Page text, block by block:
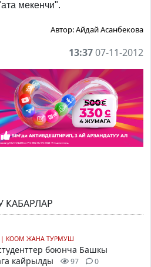
мекенчи".
Автор:Айдай Асанбекова
13:3707-11-2012
КАБАРЛАР
| КООМ ЖАНА ТУРМУШ
боюнча Башкы
кайрылды
97 0